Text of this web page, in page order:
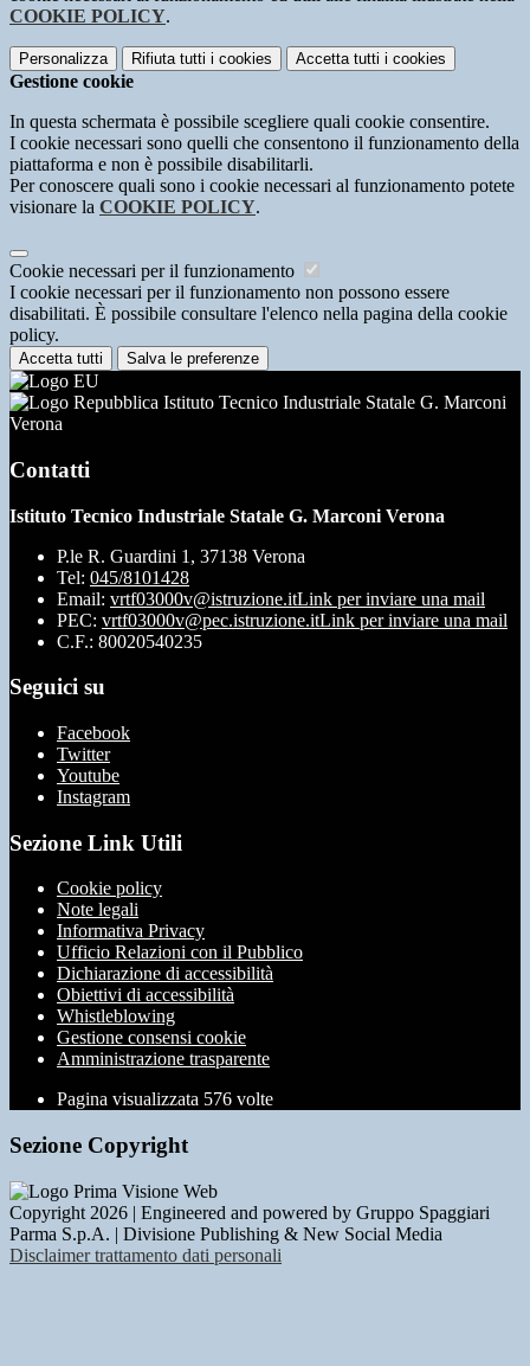
COOKIE POLICY.
Personalizza Rifiuta tutti i cookies Accetta tutti i cookies
Gestione cookie
In questa schermata è possibile scegliere quali cookie consentire.
I cookie necessari sono quelli che consentono il funzionamento della
piattaforma e non è possibile disabilitarli.
Per conoscere quali sono i cookie necessari al funzionamento potete
visionare la COOKIE POLICY.
Cookie necessari per il funzionamento
I cookie necessari per il funzionamento non possono essere
disabilitati. È possibile consultare l'elenco nella pagina della cookie
policy.
Accetta tutti Salva le preferenze
Istituto Tecnico Industriale Statale G. Marconi
Verona
Contatti
Istituto Tecnico Industriale Statale G. Marconi Verona
P.le R. Guardini 1, 37138 Verona
Tel: 045/8101428
Email: vrtf03000v@istruzione.itLink per inviare una mail
PEC: vrtf03000v@pec.istruzione.itLink per inviare una mail
C.F.: 80020540235
Seguici su
Facebook
Twitter
Youtube
Instagram
Sezione Link Utili
Cookie policy
Note legali
Informativa Privacy
Ufficio Relazioni con il Pubblico
Dichiarazione di accessibilità
Obiettivi di accessibilità
Whistleblowing
Gestione consensi cookie
Amministrazione trasparente
Pagina visualizzata 576 volte
Sezione Copyright
Copyright 2026 | Engineered and powered by Gruppo Spaggiari
Parma S.p.A. | Divisione Publishing & New Social Media
Disclaimer trattamento dati personali